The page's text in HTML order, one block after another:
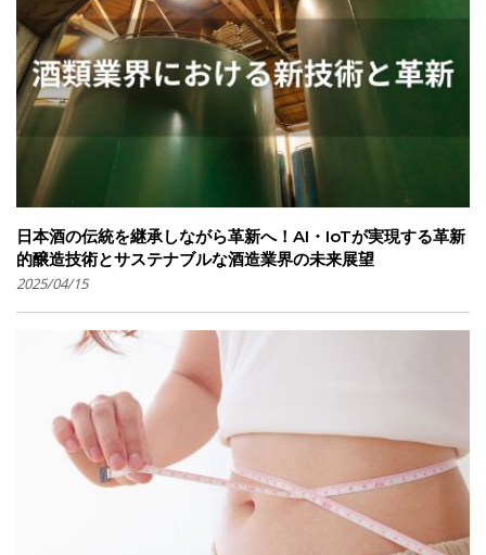
日本酒の伝統を継承しながら革新へ！AI・IoTが実現する革新
的醸造技術とサステナブルな酒造業界の未来展望
2025/04/15